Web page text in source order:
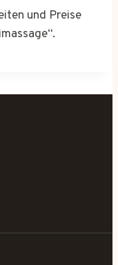
und Preise